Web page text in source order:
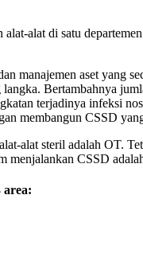
alat di satu
manajemen aset yang
Bertambahnya
terjadinya infeksi
membangun CSSD
alat steril adalah OT.
menjalankan CSSD
area: